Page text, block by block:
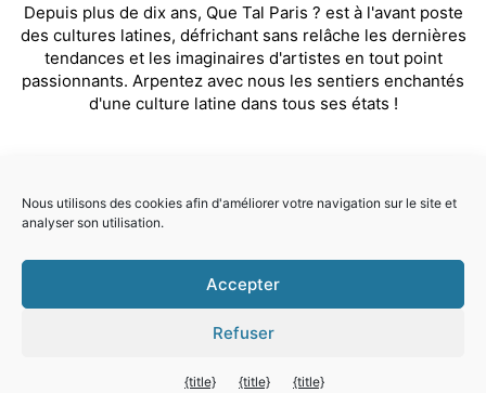
Depuis plus de dix ans, Que Tal Paris ? est à l'avant poste
des cultures latines, défrichant sans relâche les dernières
tendances et les imaginaires d'artistes en tout point
passionnants. Arpentez avec nous les sentiers enchantés
d'une culture latine dans tous ses états !
Facebook
© Que Tal Paris ? 2026
Nous utilisons des cookies afin d'améliorer votre navigation sur le site et
analyser son utilisation.
Accepter
Refuser
{title} {title} {title}
Quitter la version mobile